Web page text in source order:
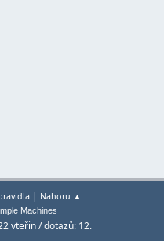
| Nahoru ▲
Machines
vteřin / dotazů: 12.